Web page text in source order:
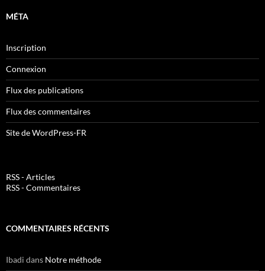
MÉTA
Inscription
Connexion
Flux des publications
Flux des commentaires
Site de WordPress-FR
RSS - Articles
RSS - Commentaires
COMMENTAIRES RÉCENTS
Ibadi dans Notre méthode